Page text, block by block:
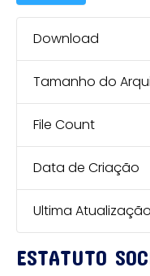
Download
Tamanho do
File Count
Data de Criação
Ultima Atualização
ESTATUTO